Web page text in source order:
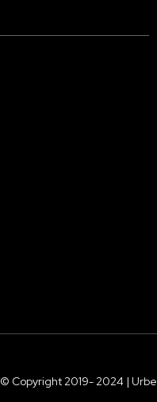
© Copyright 2019- 2024 |